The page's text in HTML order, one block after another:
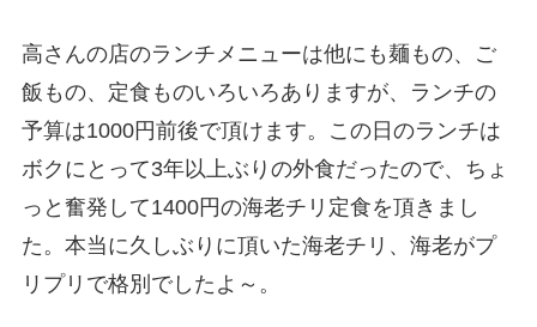
高さんの店のランチメニューは他にも麺もの、ご
飯もの、定食ものいろいろありますが、ランチの
予算は1000円前後で頂けます。この日のランチは
ボクにとって3年以上ぶりの外食だったので、ちょ
っと奮発して1400円の海老チリ定食を頂きまし
た。本当に久しぶりに頂いた海老チリ、海老がプ
リプリで格別でしたよ～。